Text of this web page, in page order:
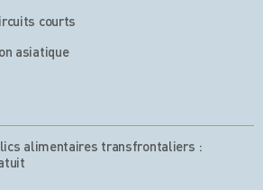
courts
asiatique
alimentaires transfrontaliers :